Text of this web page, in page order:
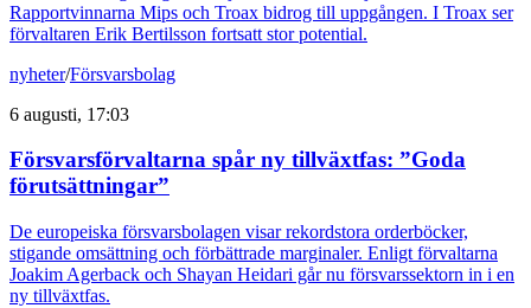
Rapportvinnarna Mips och Troax bidrog till uppgången. I Troax ser
förvaltaren Erik Bertilsson fortsatt stor potential.
nyheter/Försvarsbolag
6 augusti, 17:03
Försvarsförvaltarna spår ny tillväxtfas: ”Goda
förutsättningar”
De europeiska försvarsbolagen visar rekordstora orderböcker,
stigande omsättning och förbättrade marginaler. Enligt förvaltarna
Joakim Agerback och Shayan Heidari går nu försvarssektorn in i en
ny tillväxtfas.